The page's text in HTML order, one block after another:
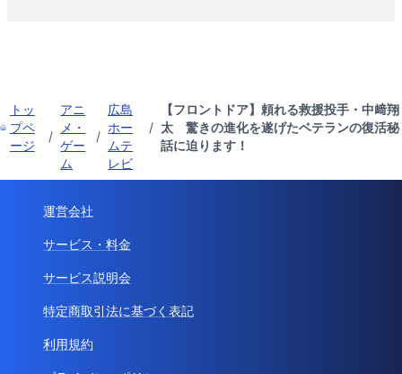
トッ
プペ
ージ
/
アニ
メ・
ゲー
ム
/
広島
ホー
ムテ
レビ
/
【フロントドア】頼れる救援投手・中﨑翔
太 驚きの進化を遂げたベテランの復活秘
話に迫ります！
運営会社
サービス・料金
サービス説明会
特定商取引法に基づく表記
利用規約